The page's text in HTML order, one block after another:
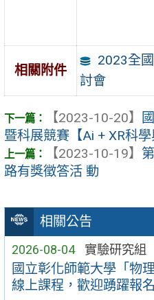
相關公告
2026-08-04 實驗研究組
國立彰化師範大學「物
線上課程，歡迎踴躍報
相關附件
2023全
討會
【2023-10-20】
暨科展競賽【Ai + XR科
【2023-10-19】
路有獎徵答活 動